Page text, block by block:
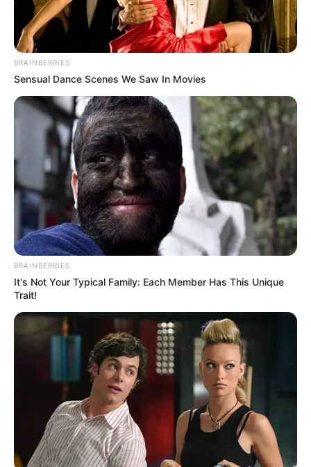
érdemtelenné váltak a Kossuth-díjra.”
A kezdeményezők azt állítják, hogy a két művész
társadalmi elvárásnak, amelyet szerintük egy
Kossuth-díjas személynek képviselnie kell.
A dokumentum konkrét lépést is kér a
döntéshozóktól. A petíció készítői azt sürgetik,
hogy Magyarország Kormánya éljen a vonatkozó
jogszabály adta lehetőséggel, és kezdeményezze a
köztársasági elnöknél a kitüntetések visszavonását.
A szövegben így fogalmaznak:
„Magyarország Kormánya haladéktalanul éljen az
1990. évi XII. törvény 7. §-ában foglaltakkal, és
előterjesztésben kérjék meg a köztársasági
elnököt, hogy vonja vissza Nagy Ferótól és Pataky
Attilától a Kossuth-díjat, mivel érdemtelenné váltak
a kitüntető címre.”
BRAINBERRIES
Sensual Dance Scenes We Saw In Movies
BRAINBERRIES
It's Not Your Typical Family: Each Member Has This Unique
Trait!